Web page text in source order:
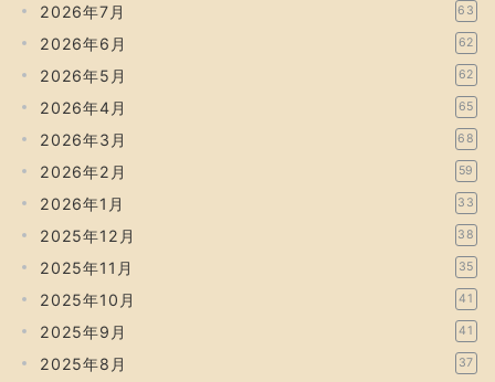
2026年7月 63
2026年6月 62
2026年5月 62
2026年4月 65
2026年3月 68
2026年2月 59
2026年1月 33
2025年12月 38
2025年11月 35
2025年10月 41
2025年9月 41
2025年8月 37